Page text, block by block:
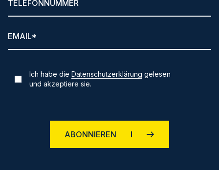
Ich habe dieDatenschutzerklärung gelesen
und akzeptiere sie.
ABONNIEREN